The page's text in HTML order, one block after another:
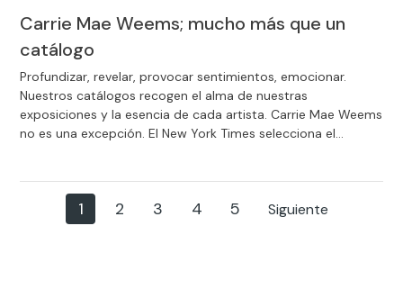
Carrie Mae Weems; mucho más que un
catálogo
Profundizar, revelar, provocar sentimientos, emocionar.
Nuestros catálogos recogen el alma de nuestras
exposiciones y la esencia de cada artista. Carrie Mae Weems
no es una excepción. El New York Times selecciona el
1 2 3 4 5 Siguiente